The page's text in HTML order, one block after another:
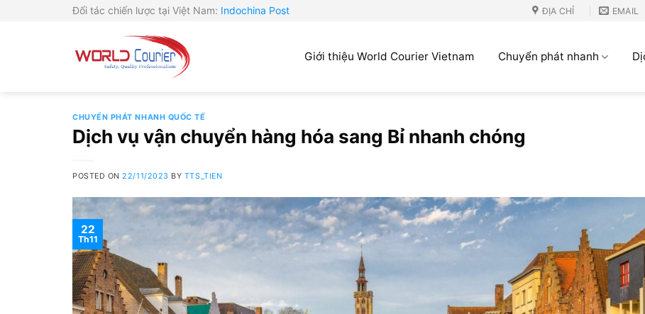
Đối tác chiến lược tại Việt Nam: Indochina Post ĐỊA CHỈ EMAIL
Giới thiệu World Courier Vietnam Chuyển phát nhanh
CHUYỂN PHÁT NHANH QUỐC TẾ
Dịch vụ vận chuyển hàng hóa sang Bỉ nhanh chóng
POSTED ON22/11/2023 BY TTS_TIEN
22
Th11